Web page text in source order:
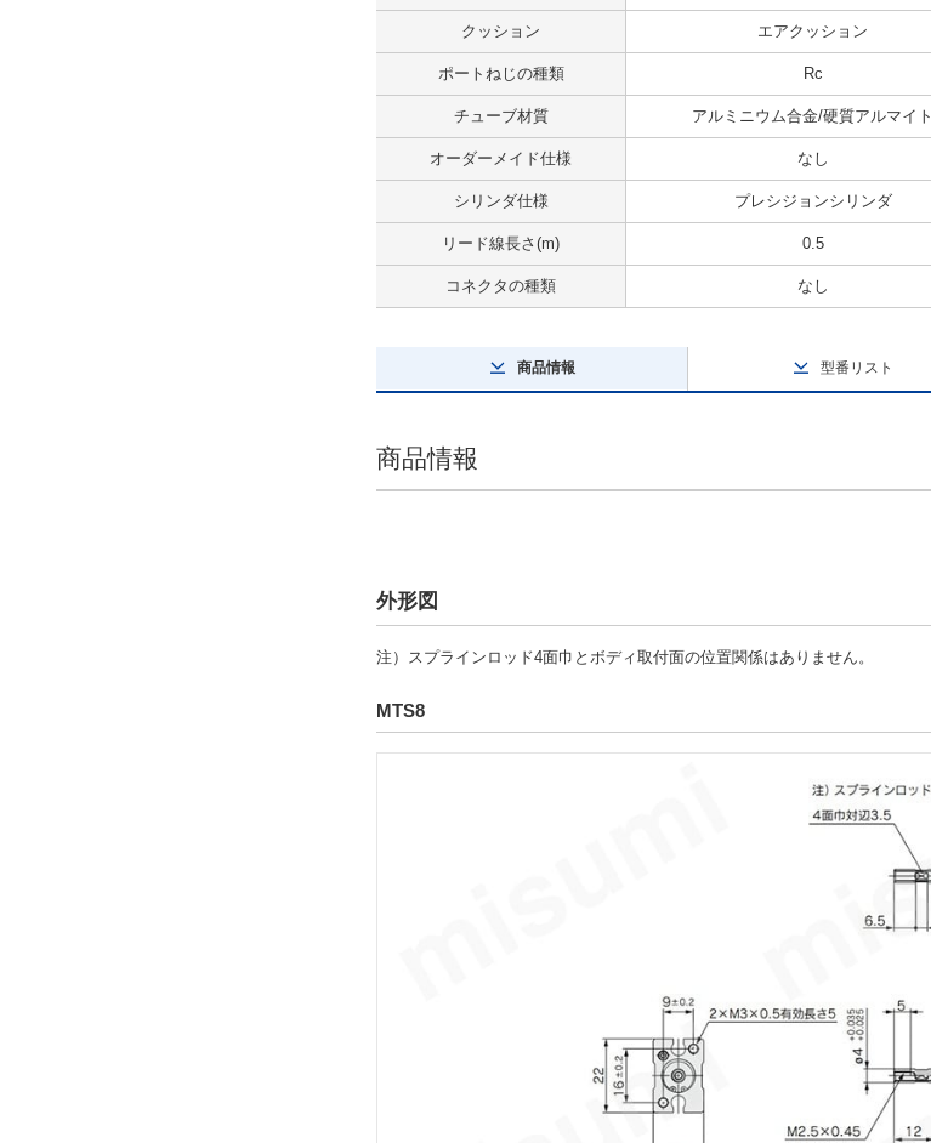
クッション エアクッション
ポートねじの種類 Rc
チューブ材質 アルミニウム合金/硬質アルマイト
オーダーメイド仕様 なし
シリンダ仕様 プレシジョンシリンダ
リード線長さ(m) 0.5
コネクタの種類 なし
商品情報 型番リスト
商品情報
外形図
注）スプラインロッド4面巾とボディ取付面の位置関係はありません。
MTS8